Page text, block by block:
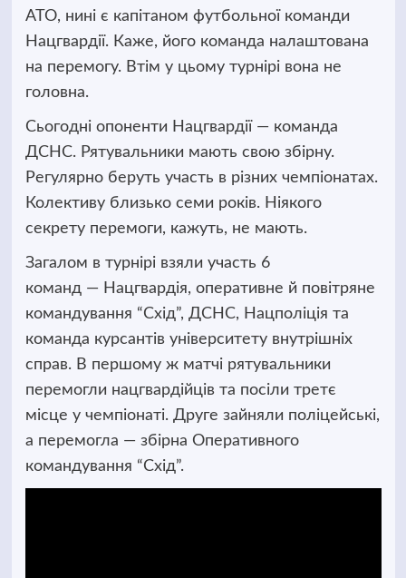
АТО, нині є капітаном футбольної команди
Нацгвардії. Каже, його команда налаштована
на перемогу. Втім у цьому турнірі вона не
головна.
Сьогодні опоненти Нацгвардії — команда
ДСНС. Рятувальники мають свою збірну.
Регулярно беруть участь в різних чемпіонатах.
Колективу близько семи років. Ніякого
секрету перемоги, кажуть, не мають.
Загалом в турнірі взяли участь 6
команд — Нацгвардія, оперативне й повітряне
командування “Схід”, ДСНС, Нацполіція та
команда курсантів університету внутрішніх
справ. В першому ж матчі рятувальники
перемогли нацгвардійців та посіли третє
місце у чемпіонаті. Друге зайняли поліцейські,
а перемогла — збірна Оперативного
командування “Схід”.